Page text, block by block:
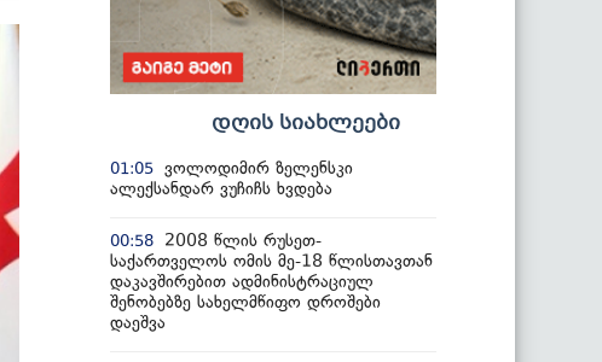
დღის სიახლეები
01:05 ვოლოდიმირ ზელენსკი
ალექსანდარ ვუჩიჩს ხვდება
00:58
2008 წლის რუსეთ-
საქართველოს ომის მე-18 წლისთავთან
დაკავშირებით ადმინისტრაციულ
შენობებზე სახელმწიფო დროშები
დაეშვა